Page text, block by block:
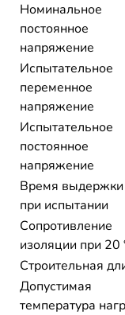
Номинальное
постоянное
напряжение
Испытательное
переменное
напряжение
Испытательное
постоянное
напряжение
Время выдержки
при испытании
Сопротивление
изоляции при 20
Строительная
Допустимая
температура